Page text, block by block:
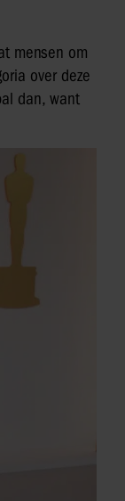
mensen om
over deze
dan, want